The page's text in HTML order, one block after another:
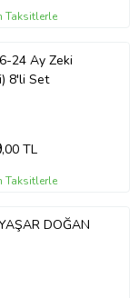
Taksitlerle
24 Ay Zeki
8'li Set
,00 TL
Taksitlerle
DOĞAN